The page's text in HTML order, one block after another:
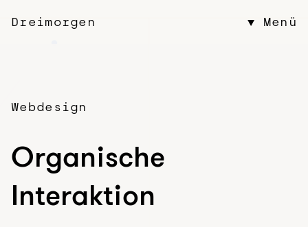
Dreimorgen ▼ Menü
Webdesign
Organische
Interaktion